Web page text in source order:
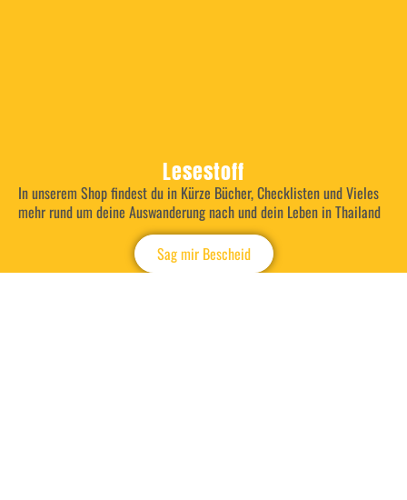
Lesestoff
In unserem Shop findest du in Kürze Bücher, Checklisten und Vieles
mehr rund um deine Auswanderung nach und dein Leben in Thailand
Sag mir Bescheid